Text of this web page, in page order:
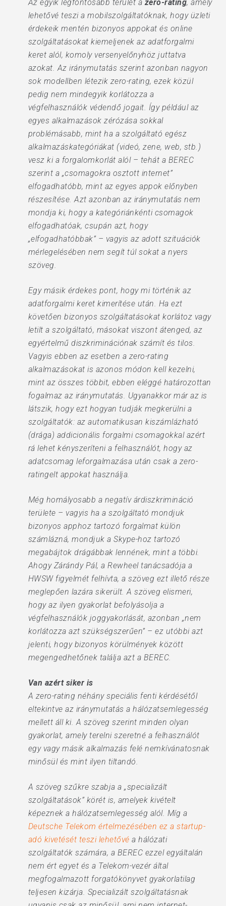
Az egyik legfontosabb terület azero-rating, amely
lehetővé teszi a mobilszolgáltatóknak, hogy üzleti
érdekeik mentén bizonyos appokat és online
szolgáltatásokat kiemeljenek az adatforgalmi
keret alól, komoly versenyelőnyhöz juttatva
azokat. Az iránymutatás szerint azonban nagyon
sok modellben létezik zero-rating, ezek közül
pedig nem mindegyik korlátozza a
végfelhasználók védendő jogait. Így például az
egyes alkalmazások zérózása sokkal
problémásabb, mint ha a szolgáltató egész
alkalmazáskategóriákat (videó, zene, web, stb.)
vesz ki a forgalomkorlát alól – tehát a BEREC
szerint a „csomagokra osztott internet”
elfogadhatóbb, mint az egyes appok előnyben
részesítése. Azt azonban az iránymutatás nem
mondja ki, hogy a kategóriánkénti csomagok
elfogadhatóak, csupán azt, hogy
„elfogadhatóbbak” – vagyis az adott szituációk
mérlegelésében nem segít túl sokat a nyers
szöveg.
Egy másik érdekes pont, hogy mi történik az
adatforgalmi keret kimerítése után. Ha ezt
követően bizonyos szolgáltatásokat korlátoz vagy
letilt a szolgáltató, másokat viszont átenged, az
egyértelmű diszkriminációnak számít és tilos.
Vagyis ebben az esetben a zero-rating
alkalmazásokat is azonos módon kell kezelni,
mint az összes többit, ebben eléggé határozottan
fogalmaz az iránymutatás. Ugyanakkor már az is
látszik, hogy ezt hogyan tudják megkerülni a
szolgáltatók: az automatikusan kiszámlázható
(drága) addicionális forgalmi csomagokkal azért
rá lehet kényszeríteni a felhasználót, hogy az
adatcsomag leforgalmazása után csak a zero-
ratingelt appokat használja.
Még homályosabb a negatív árdiszkrimináció
területe – vagyis ha a szolgáltató mondjuk
bizonyos apphoz tartozó forgalmat külön
számlázná, mondjuk a Skype-hoz tartozó
megabájtok drágábbak lennének, mint a többi.
Ahogy Zárándy Pál, a Rewheel tanácsadója a
HWSW figyelmét felhívta, a szöveg ezt illető része
meglepően lazára sikerült. A szöveg elismeri,
hogy az ilyen gyakorlat befolyásolja a
végfelhasználók joggyakorlását, azonban „nem
korlátozza azt szükségszerűen” – ez utóbbi azt
jelenti, hogy bizonyos körülmények között
megengedhetőnek találja azt a BEREC.
Van azért siker is
A zero-rating néhány speciális fenti kérdésétől
eltekintve az iránymutatás a hálózatsemlegesség
mellett áll ki. A szöveg szerint minden olyan
gyakorlat, amely terelni szeretné a felhasználót
egy vagy másik alkalmazás felé nemkívánatosnak
minősül és mint ilyen tiltandó.
A szöveg szűkre szabja a „specializált
szolgáltatások” körét is, amelyek kivételt
képeznek a hálózatsemlegesség alól. Míg a
Deutsche Telekom értelmezésében ez a startup-
adó kivetését teszi lehetővéa hálózati
szolgáltatók számára, a BEREC ezzel egyáltalán
nem ért egyet és a Telekom-vezér által
megfogalmazott forgatókönyvet gyakorlatilag
teljesen kizárja. Specializált szolgáltatásnak